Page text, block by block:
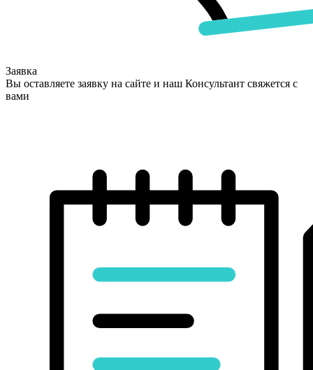
Заявка
Вы оставляете заявку на сайте и наш Консультант свяжется с
вами